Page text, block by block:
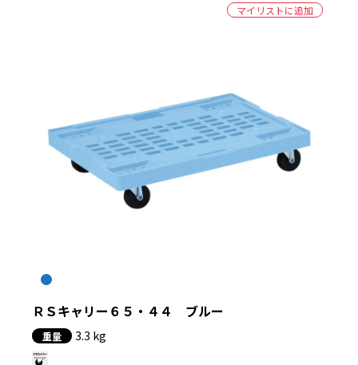
マイリストに追加
ＲＳキャリー６５・４４ ブルー
重量 3.3 kg